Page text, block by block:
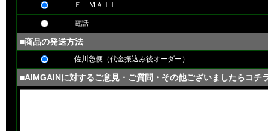
Ｅ－ＭＡＩＬ
電話
■商品の発送方法
佐川急便（代金振込み後オーダー）
■AIMGAINに対するご意見・ご質問・その他ございましたらコチ